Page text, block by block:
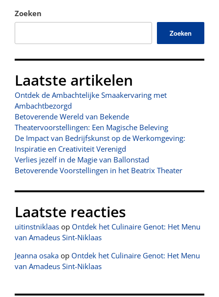
Zoeken
Zoeken
Laatste artikelen
Ontdek de Ambachtelijke Smaakervaring met
Ambachtbezorgd
Betoverende Wereld van Bekende
Theatervoorstellingen: Een Magische Beleving
De Impact van Bedrijfskunst op de Werkomgeving:
Inspiratie en Creativiteit Verenigd
Verlies jezelf in de Magie van Ballonstad
Betoverende Voorstellingen in het Beatrix Theater
Laatste reacties
uitinstniklaas op Ontdek het Culinaire Genot: Het Menu
van Amadeus Sint-Niklaas
Jeanna osaka op Ontdek het Culinaire Genot: Het Menu
van Amadeus Sint-Niklaas